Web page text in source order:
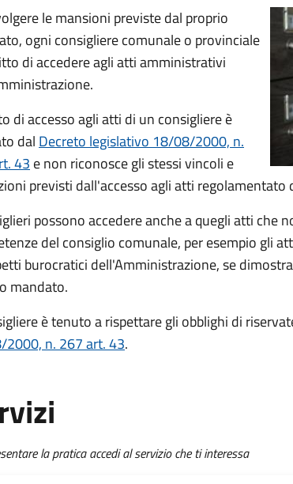
le mansioni previste dal proprio
ogni consigliere comunale o provinciale
di accedere agli atti amministrativi
di accesso agli atti di un consigliere è
dal Decreto legislativo 18/08/2000, n.
43 e non riconosce gli stessi vincoli e
previsti dall'accesso agli atti regolamentato
possono accedere anche a quegli atti che
del consiglio comunale, per esempio gli
burocratici dell'Amministrazione, se
mandato.
è tenuto a rispettare gli obblighi di
n. 267 art. 43.
la pratica accedi al servizio che ti interessa